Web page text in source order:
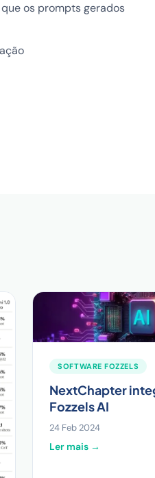
os prompts gerados
SOFTWARE FOZZELS
NextChapter
Fozzels AI
24 Feb 2024
Ler mais →